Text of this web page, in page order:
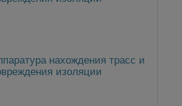
нахождения трасс и
изоляции